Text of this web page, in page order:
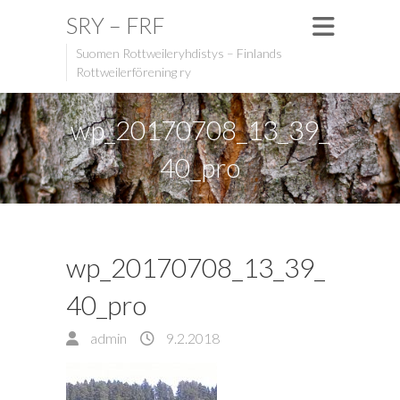
SRY – FRF
Suomen Rottweileryhdistys – Finlands
Rottweilerförening ry
wp_20170708_13_39_
40_pro
wp_20170708_13_39_
40_pro
admin 9.2.2018